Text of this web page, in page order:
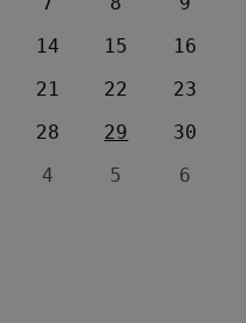
14 15
16
21 22
23
28 29
30
4 5 6